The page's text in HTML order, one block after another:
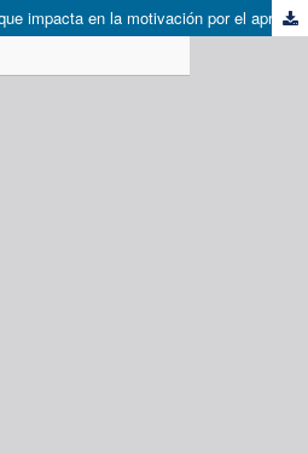
Ocre ULS: una propuesta que impacta en la motivación por el aprendizaje de la física experimental de estudiantes de la región de Coquimbo por medio de estaciones meteorológicas